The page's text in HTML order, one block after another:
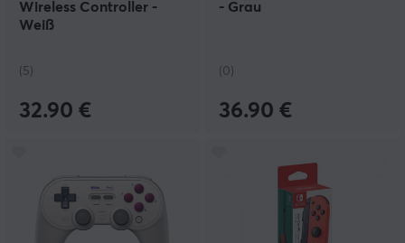
Wireless Controller -
Weiß
(5)
32.90 €
- Grau
(0)
36.90 €